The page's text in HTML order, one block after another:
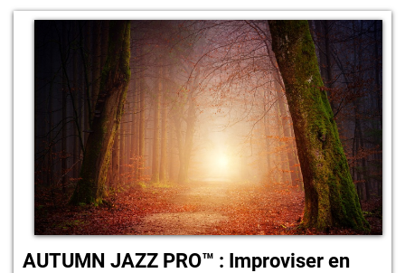
AUTUMN JAZZ PRO™ : Improviser en